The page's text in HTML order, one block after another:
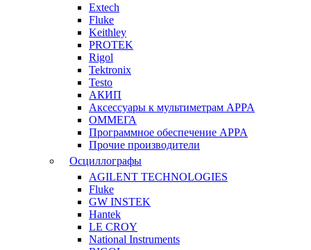
Extech
Fluke
Keithley
PROTEK
Rigol
Tektronix
Testo
АКИП
Аксессуары к мультиметрам APPA
ОММЕГА
Программное обеспечение APPA
Прочие производители
Осциллографы
AGILENT TECHNOLOGIES
Fluke
GW INSTEK
Hantek
LE CROY
National Instruments